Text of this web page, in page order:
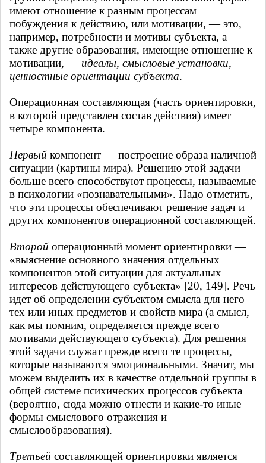
имеют отношение к разным процессам
побуждения к действию, или мотивации, — это,
например, потребности и мотивы субъекта, а
также другие образования, имеющие отношение к
мотивации, — идеалы, смысловые установки,
ценностные ориентации субъекта.
Операционная составляющая (часть ориентировки,
в которой представлен состав действия) имеет
четыре компонента.
Первый компонент — построение образа наличной
ситуации (картины мира). Решению этой задачи
больше всего способствуют процессы, называемые
в психологии «познавательными». Надо отметить,
что эти процессы обеспечивают решение задач и
других компонентов операционной составляющей.
Второй операционный момент ориентировки —
«выяснение основного значения отдельных
компонентов этой ситуации для актуальных
интересов действующего субъекта» [20, 149]. Речь
идет об определении субъектом смысла для него
тех или иных предметов и свойств мира (а смысл,
как мы помним, определяется прежде всего
мотивами действующего субъекта). Для решения
этой задачи служат прежде всего те процессы,
которые называются эмоциональными. Значит, мы
можем выделить их в качестве отдельной группы в
общей системе психических процессов субъекта
(вероятно, сюда можно отнести и какие-то иные
формы смыслового отражения и
смыслообразования).
Третьей составляющей ориентировки является